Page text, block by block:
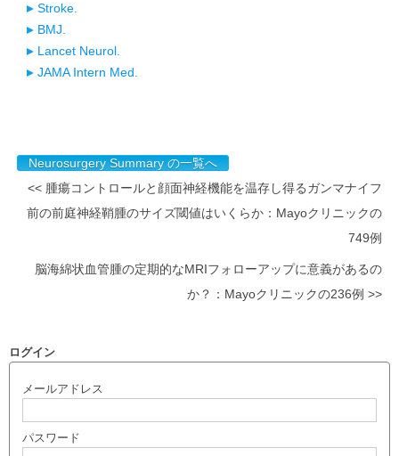
Stroke.
BMJ.
Lancet Neurol.
JAMA Intern Med.
Neurosurgery Summary の一覧へ
<< 腫瘍コントロールと顔面神経機能を温存し得るガンマナイフ
前の前庭神経鞘腫のサイズ閾値はいくらか：Mayoクリニックの
749例
脳海綿状血管腫の定期的なMRIフォローアップに意義があるの
か？：Mayoクリニックの236例 >>
ログイン
メールアドレス
パスワード